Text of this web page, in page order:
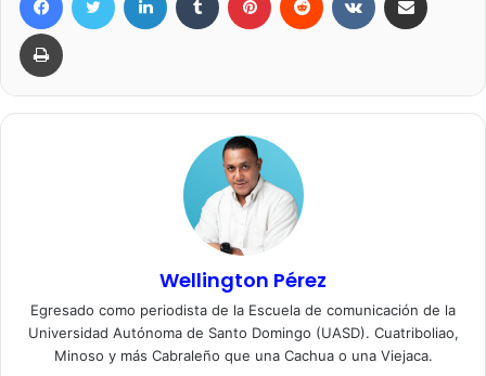
Imprimir
Wellington Pérez
Egresado como periodista de la Escuela de comunicación de la
Universidad Autónoma de Santo Domingo (UASD). Cuatriboliao,
Minoso y más Cabraleño que una Cachua o una Viejaca.